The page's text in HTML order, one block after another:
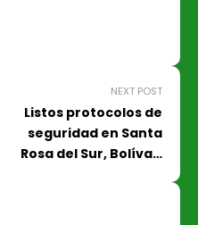
NEXT POST
Listos protocolos de
seguridad en Santa
Rosa del Sur, Bolívar,